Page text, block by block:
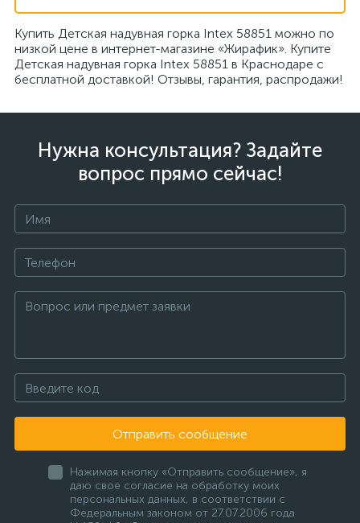
Купить Детская надувная горка Intex 58851 можно по
низкой цене в интернет-магазине «Жирафик». Купите
Детская надувная горка Intex 58851 в Краснодаре с
бесплатной доставкой! Отзывы, гарантия, распродажи!
Нужна консультация? Задайте
вопрос прямо сейчас!
Отправить сообщение
Нажимая кнопку «Отправить сообщение», я
даю свое согласие на обработку моих
персональных данных, в соответствии с
Федеральным законом от 27.07.2006 года